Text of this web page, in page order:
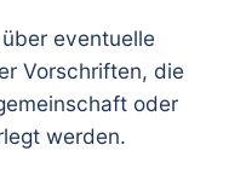
eventuelle
Vorschriften, die
oder
werden.